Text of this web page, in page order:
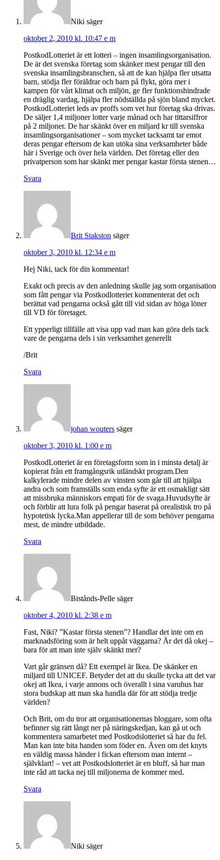
Niki säger
oktober 2, 2010 kl. 10:47 e m
PostkodLotteriet är ett lotteri – ingen insamlingsorganisation.
De är det svenska företag som skänker mest pengar till den
svenska insamlingsbranschen, så att de kan hjälpa fler utsatta
barn, stödja fler föräldrar och barn på flykt, göra mer i
kampen för vårt klimat och miljön, ge fler funktionshindrade
en dräglig vardag, hjälpa fler nödställda på sjön bland mycket.
PostkodLotteriet leds av proffs som vet hur företag ska drivas.
De säljer 1,4 miljoner lotter varje månad och har tittarsiffror
på 2 miljoner. De har skänkt över en miljard kr till svenska
insamlingsorganisationer – som mycket tacksamt tar emot
deras pengar eftersom de kan utöka sina verksamheter både
här i Sverige och över hela världen. Det företag eller den
privatperson som har skänkt mer pengar kastar första stenen…
Svara
Brit Stakston säger
oktober 3, 2010 kl. 12:34 e m
Hej Niki, tack för din kommentar!
Exakt och precis av den anledning skulle jag som organisation
som fått pengar via Postkodlotteriet kommenterat det och
berättat vad pengarna också gått till vid sidan av höga löner
till VD för företaget.
Ett ypperligt tillfälle att visa upp vad man kan göra dels tack
vare de pengarna dels i sin verksamhet generellt
/Brit
Svara
johan wouters säger
oktober 3, 2010 kl. 1:00 e m
PostkodLotteriet är en företagsform som in i minsta detalj är
kopierat från ett framgångsrik utländskt program.Den
kalkylerade mindre delen av vinsten som går till att hjälpa
andra och som framställs som enda syfte är ett osmakligt sätt
att missbruka människors empati för de svaga.Huvudsyfte är
och förblir att lura folk på pengar baserat på orealistisk tro på
hypotetisk lycka.Man appellerar till de som behöver pengarna
mest, de mindre utbildade.
Svara
Bistånds-Pelle säger
oktober 4, 2010 kl. 2:38 e m
Fast, Niki? ”Kastar första stenen”? Handlar det inte om en
marknadsföring som är helt uppåt väggarna? Är det då okej –
bara för att man inte själv skänkt mer?
Vart går gränsen då? Ett exempel är Ikea. De skänker en
miljard till UNICEF. Betyder det att du skulle tycka att det var
okej att Ikea, i varje annons och överallt i sina varuhus har
stora budskap att man ska handla där för att stödja tredje
världen?
Och Brit, om du tror att organisationernas bloggare, som ofta
befinner sig rätt långt ner på näringskedjan, kan gå ut och
kommentera samarbetet med Postkodslotteriet så har du fel.
Man kan inte bita handen som föder en. Även om det knyts
en väldig massa händer i fickan eftersom man internt –
självklart! – vet att Postkodslotteriet är en bluff, så har man
inte råd att tacka nej till miljonerna de kommer med.
Svara
Niki säger